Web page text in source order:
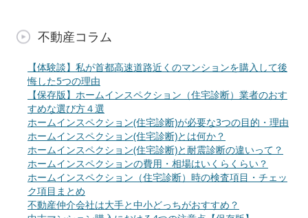
不動産コラム
【体験談】私が首都高速道路近くのマンションを購入して後
悔した5つの理由
【保存版】ホームインスペクション（住宅診断）業者のおす
すめな選び方４選
ホームインスペクション(住宅診断)が必要な3つの目的・理由
ホームインスペクション(住宅診断)とは何か？
ホームインスペクション(住宅診断)と耐震診断の違いって？
ホームインスペクションの費用・相場はいくらくらい？
ホームインスペクション（住宅診断）時の検査項目・チェッ
ク項目まとめ
不動産仲介会社は大手と中小どっちがおすすめ？